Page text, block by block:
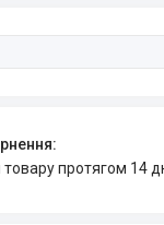
товару протягом 14